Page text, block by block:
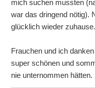
mich suchen mussten
war das dringend nötig).
glücklich wieder zuhause.
Frauchen und ich
super schönen und
nie unternommen hätten.